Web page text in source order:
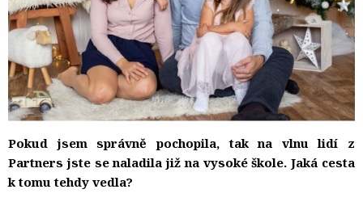
Pokud jsem správně pochopila, tak na vlnu lidí z
Partners jste se naladila již na vysoké škole. Jaká cesta
k tomu tehdy vedla?